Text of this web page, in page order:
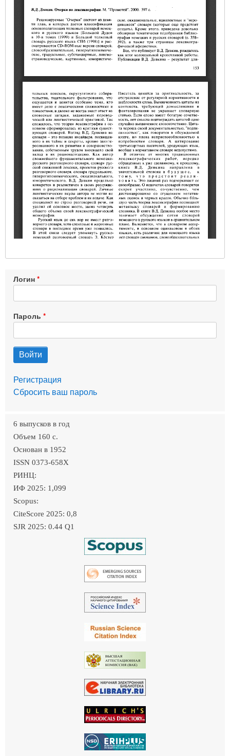
Логин
Пароль
Регистрация
Сбросить ваш пароль
6 выпусков в год
Объем 160 c.
Основан в 1952
ISSN 0373-658X
РИНЦ:
ИФ 2025: 1,099
Scopus:
CiteScore 2025: 0,8
SJR 2025: 0.44 Q1